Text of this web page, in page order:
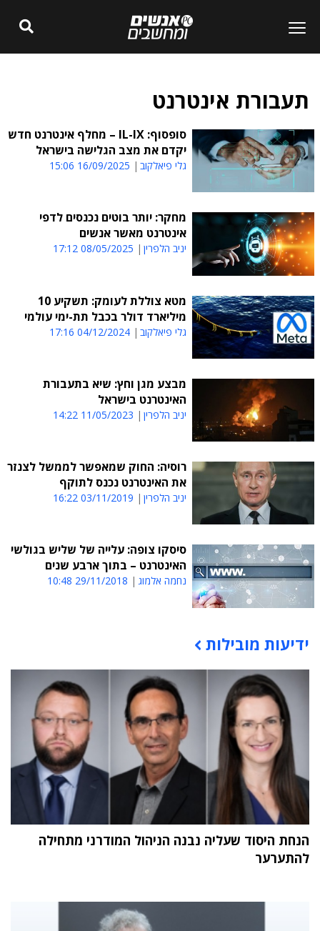
תעבורת אינטרנט
סופסוף: IL-IX – מחלף אינטרנט חדש
יקדם את מצב הגלישה בישראל
גלי פיאלקוב 16/09/2025 15:06
מחקר: יותר בוטים נכנסים לדפי
אינטרנט מאשר אנשים
יניב הלפרין 08/05/2025 17:12
מטא צוללת לעומק: תשקיע 10
מיליארד דולר בכבל תת-ימי עולמי
גלי פיאלקוב 04/12/2024 17:16
מבצע מגן וחץ: שיא בתעבורת
האינטרנט בישראל
יניב הלפרין 11/05/2023 14:22
רוסיה: החוק שמאפשר לממשל לצנזר
את האינטרנט נכנס לתוקף
יניב הלפרין 03/11/2019 16:22
סיסקו צופה: עלייה של שליש בגולשי
האינטרנט – בתוך ארבע שנים
נחמה אלמוג 29/11/2018 10:48
תוכן פרסומי
ידיעות מובילות
הנחת היסוד שעליה נבנה הניהול המודרני מתחילה
להתערער